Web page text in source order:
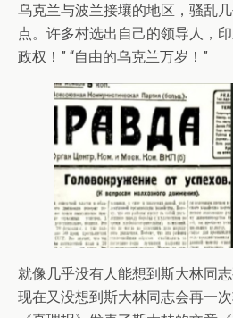
乌克兰与波兰接壤的地区，骚乱
点。许多村选出自己的领导人，
政权！” “自由的乌克兰万岁！”
就像几乎没有人能想到斯大林同
现在又没想到斯大林同志会再一